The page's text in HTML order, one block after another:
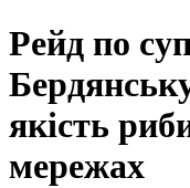
Рейд по
якість
мережах